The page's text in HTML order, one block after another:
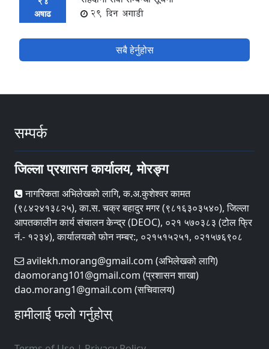
अषाढ 29 दिन अगाडी
सबै हेर्नुहोस
सम्पर्क
जिल्ला प्रशासन कार्यालय, मोरङ्ग
नागरिकता अभिलेखको लागि, क.अ.कुशेश्वर कामत
(९८४२४१३८२५), का.स. चक्र बहादुर मगर (९८१६३०३५४०), जिल्ला
आपतकालीन कार्य संचालन केन्द्र (DEOC), ०२१ ५७०३८३ (टोल फ्रि
नं.- १२३४), कार्यालयको फोन नम्बर:, ०२१५१५२५१, ०२१५७६९०८
avilekh.morang@gmail.com (अभिलेखको लागि)
daomorang101@gmail.com (प्रशासन शाखा)
dao.morang1@gmail.com (सचिवालय)
हामीलाई फलो गर्नुहोस्